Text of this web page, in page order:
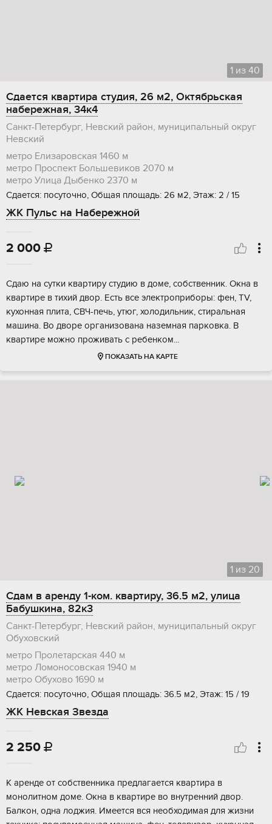
1 из 40
Сдается квартира студия, 26 м2, Октябрьская
набережная, 34к4
Санкт-Петербург, Невский район, муниципальный округ
Невский
метро Елизаровская 1460 м
метро Проспект Большевиков 2070 м
метро Улица Дыбенко 2370 м
Сдается: посуточно, Общая площадь: 26 м2, Этаж: 2 / 15
ЖК Пульс на Набережной
2 000 
Сдаю на сутки квартиру студию в доме, собственник. Окна в
квартире в тихий двор. Есть все электроприборы: фен, TV,
кухонная плита, СВЧ-печь, утюг, холодильник, стиральная
машина. Во дворе организована наземная парковка. В
квартире можно проживать с ребенком...
ПОКАЗАТЬ НА КАРТЕ
1 из 20
Сдам в аренду 1-ком. квартиру, 36.5 м2, улица
Бабушкина, 82к3
Санкт-Петербург, Невский район, муниципальный округ
Обуховский
метро Пролетарская 440 м
метро Ломоносовская 1940 м
метро Обухово 1690 м
Сдается: посуточно, Общая площадь: 36.5 м2, Этаж: 15 / 19
ЖК Невская Звезда
2 250 
К аренде от собственника предлагается квартира в
монолитном доме. Окна в квартире во внутренний двор.
Балкон, одна лоджия. Имеется вся необходимая для жизни